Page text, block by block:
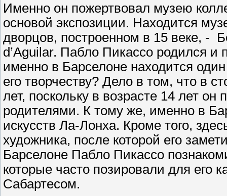
Именно он пожертвовал музею
основой экспозиции. Находится
дворцов, построенном в 15 веке, -
d’Aguilar. Пабло Пикассо родился и
именно в Барселоне находится
его творчеству? Дело в том, что в
лет, поскольку в возрасте 14 лет
родителями. К тому же, именно в
искусств Ла-Лонха. Кроме того,
художника, после которой его
Барселоне Пабло Пикассо
которые часто позировали для его
Сабартесом.